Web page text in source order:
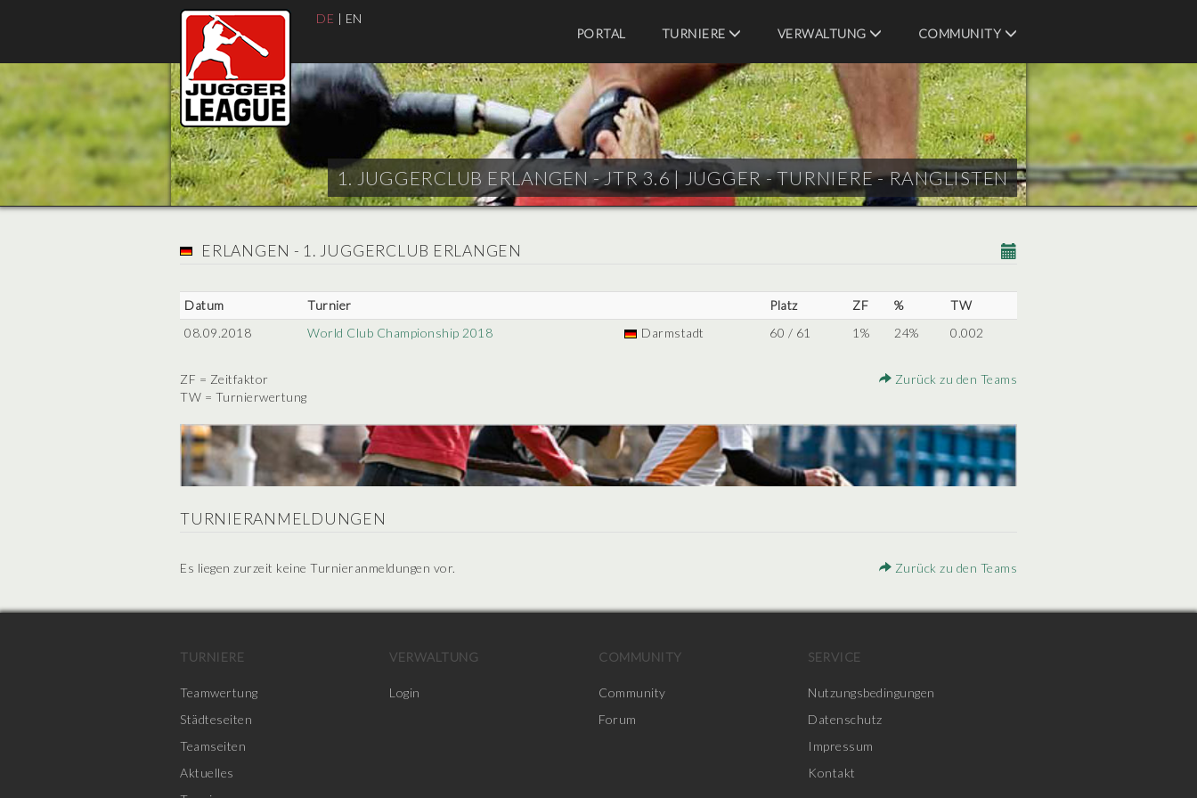
DE | EN
PORTAL
TURNIERE VERWALTUNG COMMUNITY
1. JUGGERCLUB ERLANGEN - JTR 3.6 |JUGGER - TURNIERE - RANGLISTEN
ERLANGEN - 1. JUGGERCLUB ERLANGEN
Datum Turnier Platz ZF %
TW
08.09.2018
World Club Championship 2018 Darmstadt 60 / 61 1% 24% 0.002
ZF = Zeitfaktor
TW = Turnierwertung
Zurück zu den Teams
TURNIERANMELDUNGEN
Es liegen zurzeit keine Turnieranmeldungen vor. Zurück zu den Teams
TURNIERE
Teamwertung
Städteseiten
Teamseiten
Aktuelles
VERWALTUNG
Login
COMMUNITY
Community
Forum
SERVICE
Nutzungsbedingungen
Datenschutz
Impressum
Kontakt